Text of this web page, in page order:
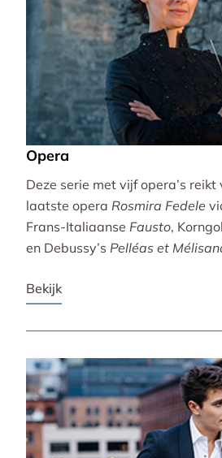
Opera
Deze serie met vijf opera’s reikt
laatste opera Rosmira Fedele
Frans-Italiaanse Fausto,
en Debussy’s Pelléas et
Vivaldi wordt gebracht door de
opera’s tekenen het Radio
Bekijk